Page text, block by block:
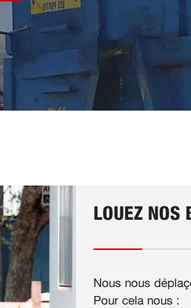
LOUEZ
Nous nous
Pour cela nous :